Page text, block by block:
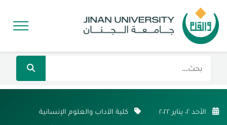
الأحد ٠٢ يناير ٢٠٢٢ كلية الآداب والعلوم الإنسانية